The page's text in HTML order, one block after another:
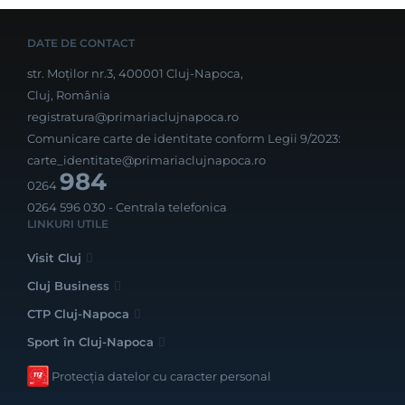
DATE DE CONTACT
str. Moților nr.3, 400001 Cluj-Napoca,
Cluj, România
registratura@primariaclujnapoca.ro
Comunicare carte de identitate conform Legii 9/2023:
carte_identitate@primariaclujnapoca.ro
0264984
0264 596 030 - Centrala telefonica
LINKURI UTILE
Visit Cluj
Cluj Business
CTP Cluj-Napoca
Sport în Cluj-Napoca
Protecția datelor cu caracter personal